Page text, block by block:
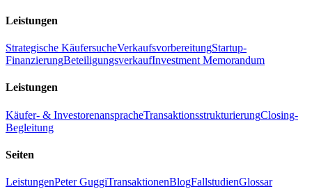
Leistungen
Strategische KäufersucheVerkaufsvorbereitungStartup-
FinanzierungBeteiligungsverkaufInvestment Memorandum
Leistungen
Käufer- & InvestorenanspracheTransaktionsstrukturierungClosing-
Begleitung
Seiten
LeistungenPeter GuggiTransaktionenBlogFallstudienGlossar